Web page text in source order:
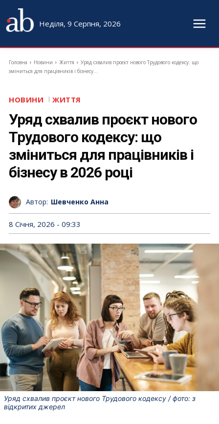
Неділя, 9 Серпня, 2026
Головна Новини Життя
Уряд схвалив проєкт нового Трудового кодексу: що
зміниться для працівників і бізнесу...
НОВИНИ ЖИТТЯ
Уряд схвалив проєкт нового
Трудового кодексу: що
зміниться для працівників і
бізнесу в 2026 році
Автор: Шевченко Анна
8 Січня, 2026 - 09:33
Уряд схвалив проєкт нового Трудового кодексу / фото: з
відкритих джерел